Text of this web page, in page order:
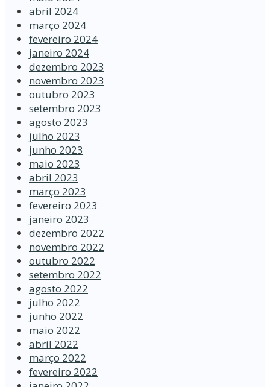
abril 2024
março 2024
fevereiro 2024
janeiro 2024
dezembro 2023
novembro 2023
outubro 2023
setembro 2023
agosto 2023
julho 2023
junho 2023
maio 2023
abril 2023
março 2023
fevereiro 2023
janeiro 2023
dezembro 2022
novembro 2022
outubro 2022
setembro 2022
agosto 2022
julho 2022
junho 2022
maio 2022
abril 2022
março 2022
fevereiro 2022